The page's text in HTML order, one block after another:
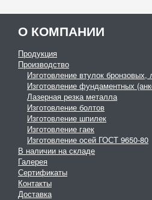
О КОМПАНИИ
Продукция
Производство
Изготовление втулок
Изготовление фундаментных
Лазерная резка металла
Изготовление болтов
Изготовление шпилек
Изготовление гаек
Изготовление осей ГОСТ 9650-80
В наличии на складе
Галерея
Сертификаты
Контакты
Доставка